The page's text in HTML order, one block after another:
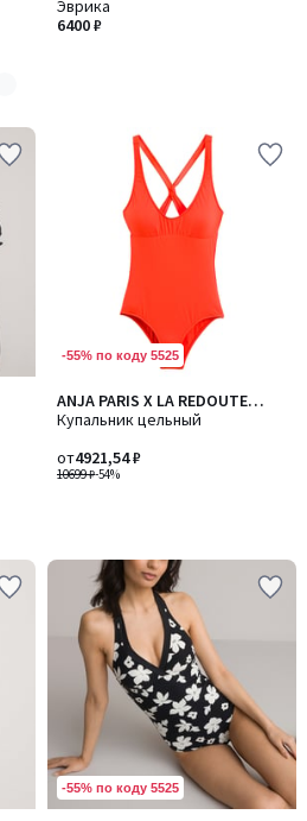
Эврика
6400 ₽
-55% по коду 5525
ANJA PARIS X LA REDOUTE
COLLECTIONS
Купальник цельный
10699 ₽-54%
от4921,54 ₽
-55% по коду 5525